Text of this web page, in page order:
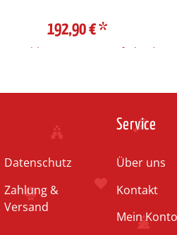
192,90 €*
Auswahl Steuerzone / Lieferland
Datenschutz
Zahlung &
Versand
Service
Über uns
Kontakt
Mein Konto